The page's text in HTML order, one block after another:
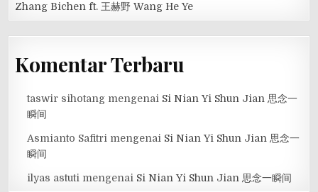
Zhang Bichen ft. 王赫野 Wang He Ye
Komentar Terbaru
taswir sihotang mengenai Si Nian Yi Shun Jian 思念一
瞬间
Asmianto Safitri mengenai Si Nian Yi Shun Jian 思念一
瞬间
ilyas astuti mengenai Si Nian Yi Shun Jian 思念一瞬间